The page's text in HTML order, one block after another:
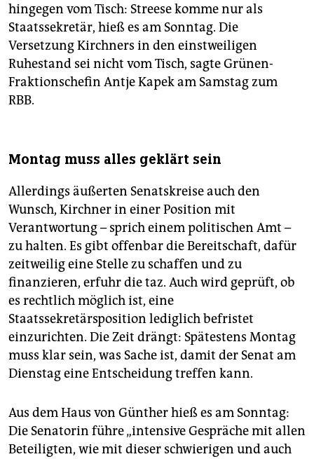
hingegen vom Tisch: Streese komme nur als
Staatssekretär, hieß es am Sonntag. Die
Versetzung Kirchners in den einstweiligen
Ruhestand sei nicht vom Tisch, sagte Grünen-
Fraktionschefin Antje Kapek am Samstag zum
RBB.
Montag muss alles geklärt sein
Allerdings äußerten Senatskreise auch den
Wunsch, Kirchner in einer Position mit
Verantwortung – sprich einem politischen Amt –
zu halten. Es gibt offenbar die Bereitschaft, dafür
zeitweilig eine Stelle zu schaffen und zu
finanzieren, erfuhr die taz. Auch wird geprüft, ob
es rechtlich möglich ist, eine
Staatssekretärsposition lediglich befristet
einzurichten. Die Zeit drängt: Spätestens Montag
muss klar sein, was Sache ist, damit der Senat am
Dienstag eine Entscheidung treffen kann.
Aus dem Haus von Günther hieß es am Sonntag:
Die Senatorin führe „intensive Gespräche mit allen
Beteiligten, wie mit dieser schwierigen und auch